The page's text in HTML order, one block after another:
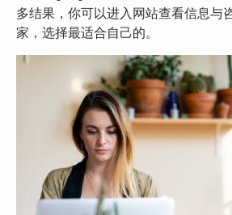
多结果，你可以进入网站查看信息与
家，选择最适合自己的。